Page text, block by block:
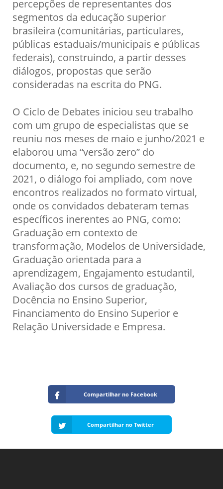
percepções de representantes dos
segmentos da educação superior
brasileira (comunitárias, particulares,
públicas estaduais/municipais e públicas
federais), construindo, a partir desses
diálogos, propostas que serão
consideradas na escrita do PNG.
O Ciclo de Debates iniciou seu trabalho
com um grupo de especialistas que se
reuniu nos meses de maio e junho/2021 e
elaborou uma “versão zero” do
documento, e, no segundo semestre de
2021, o diálogo foi ampliado, com nove
encontros realizados no formato virtual,
onde os convidados debateram temas
específicos inerentes ao PNG, como:
Graduação em contexto de
transformação, Modelos de Universidade,
Graduação orientada para a
aprendizagem, Engajamento estudantil,
Avaliação dos cursos de graduação,
Docência no Ensino Superior,
Financiamento do Ensino Superior e
Relação Universidade e Empresa.
Compartilhar no Facebook
Compartilhar no Twitter